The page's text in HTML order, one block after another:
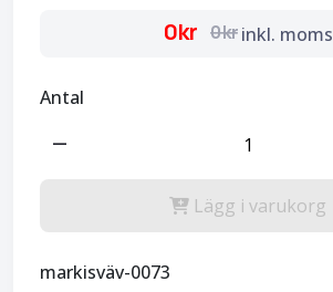
0kr 0kr inkl. moms
Antal
remove
Lägg i varukorg
markisväv-0073